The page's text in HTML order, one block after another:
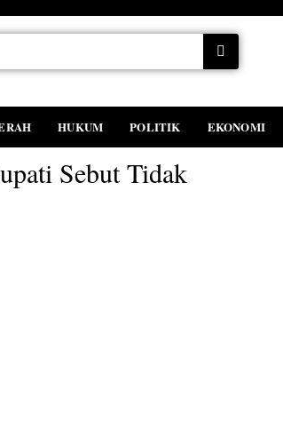
HUKUM POLITIK EKONOMI
Sebut Tidak